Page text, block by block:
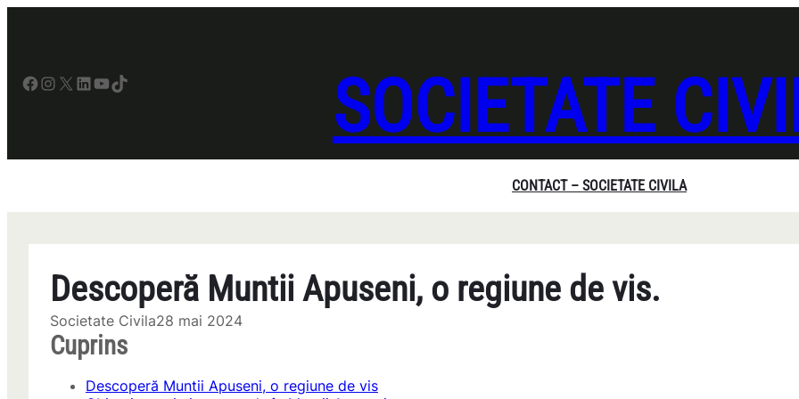
Facebook InstagramX LinkedIn YouTube TikTok SOCIETATE
CONTACT – SOCIETATE CIVILA
Descoperă Muntii Apuseni, o regiune de vis.
Societate Civila28 mai 2024
Cuprins
Descoperă Muntii Apuseni, o regiune de vis